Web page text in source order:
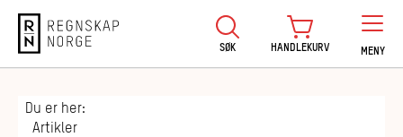
Regnskap Norge
SØK HANDLEKURV MENY
Du er her:
Artikler